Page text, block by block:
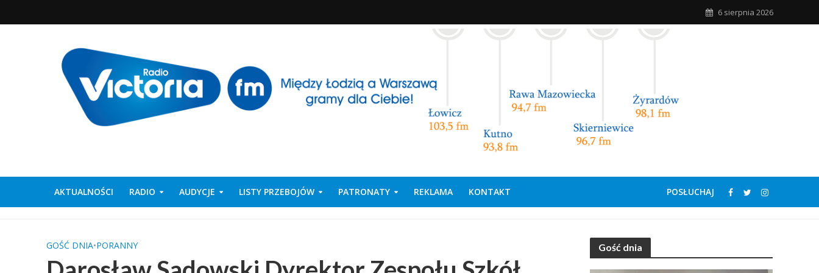
6 sierpnia 2026
AKTUALNOŚCI RADIO AUDYCJE LISTY PRZEBOJÓW PATRONATY REKLAMA KONTAKT POSŁUCHAJ
GOŚĆ DNIA•PORANNY Gość dnia